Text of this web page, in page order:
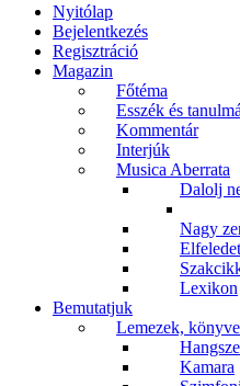
Nyitólap
Bejelentkezés
Regisztráció
Magazin
Főtéma
Esszék és
Kommentár
Interjúk
Musica Aberrata
Dalolj
Nagy
Lexikon
Bemutatjuk
Lemezek,
Kamara